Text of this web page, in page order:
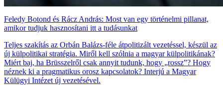
Feledy Botond és Rácz András: Most van egy történelmi pillanat,
amikor tudjuk hasznosítani itt a tudásunkat
Teljes szakítás az Orbán Balázs-féle átpolitizált vezetéssel, készül az
új külpolitikai stratégia. Miről kell szólnia a magyar külpolitikának?
Miért baj, ha Brüsszelről csak annyit tudunk, hogy „rossz”? Hogy
néznek ki a pragmatikus orosz kapcsolatok? Interjú a Magyar
Külügyi Intézet új vezetésével.